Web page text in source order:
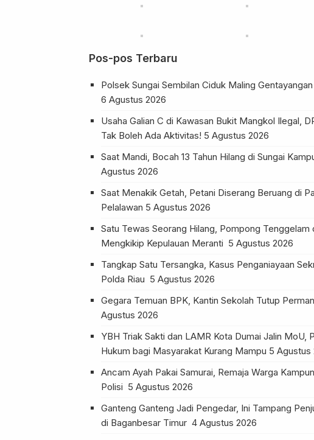
Pos-pos Terbaru
Polsek Sungai Sembilan Ciduk Maling
6 Agustus 2026
Usaha Galian C di Kawasan Bukit Mangkol Ilegal,
Tak Boleh Ada Aktivitas! 5 Agustus 2026
Saat Mandi, Bocah 13 Tahun Hilang di Sungai
Agustus 2026
Saat Menakik Getah, Petani Diserang Beruang di
Pelalawan 5 Agustus 2026
Satu Tewas Seorang Hilang, Pompong Tenggelam
Mengkikip Kepulauan Meranti 5 Agustus 2026
Tangkap Satu Tersangka, Kasus Penganiayaan
Polda Riau 5 Agustus 2026
Gegara Temuan BPK, Kantin Sekolah Tutup
Agustus 2026
YBH Triak Sakti dan LAMR Kota Dumai Jalin MoU,
Hukum bagi Masyarakat Kurang Mampu 5 Agustus
Ancam Ayah Pakai Samurai, Remaja Warga
Polisi 5 Agustus 2026
Ganteng Ganteng Jadi Pengedar, Ini Tampang
di Baganbesar Timur 4 Agustus 2026